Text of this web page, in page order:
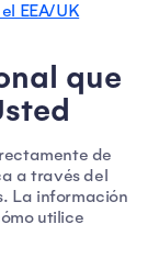
EEA/UK
que
de
a través del
La información
utilice